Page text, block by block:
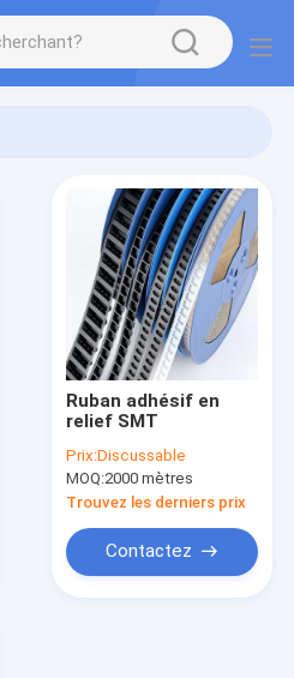
Ruban adhésif en
relief SMT
Prix:Discussable
MOQ:2000 mètres
Trouvez les derniers prix
Contactez